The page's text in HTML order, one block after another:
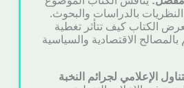
بالدراسات والبحوث.
الكتاب كيف تتأثر تغطية
بالمصالح الاقتصادية والسياسية
الإعلامي لجرائم النخبة